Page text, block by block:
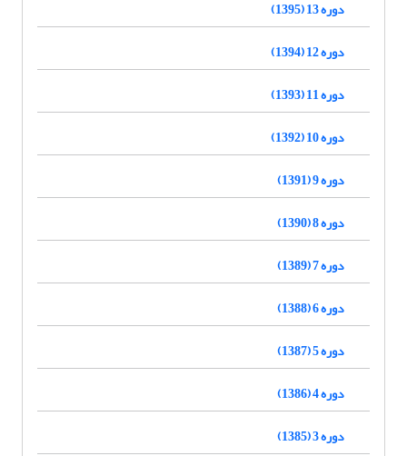
دوره 13 (1395)
دوره 12 (1394)
دوره 11 (1393)
دوره 10 (1392)
دوره 9 (1391)
دوره 8 (1390)
دوره 7 (1389)
دوره 6 (1388)
دوره 5 (1387)
دوره 4 (1386)
دوره 3 (1385)